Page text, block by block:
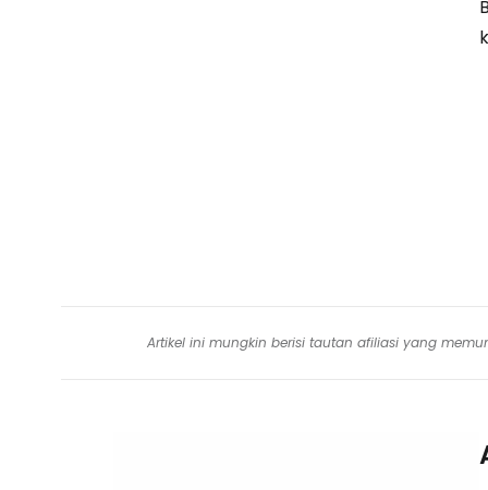
Artikel ini mungkin berisi tautan afiliasi yang